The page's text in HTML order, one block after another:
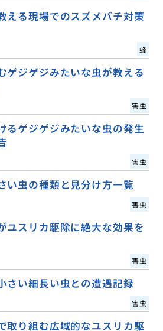
える現場でのスズメバチ対策
蜂
ゲジゲジみたいな虫が教える
害虫
るゲジゲジみたいな虫の発生
害虫
い虫の種類と見分け方一覧
害虫
ユスリカ駆除に絶大な効果を
害虫
さい細長い虫との遭遇記録
害虫
取り組む広域的なユスリカ駆